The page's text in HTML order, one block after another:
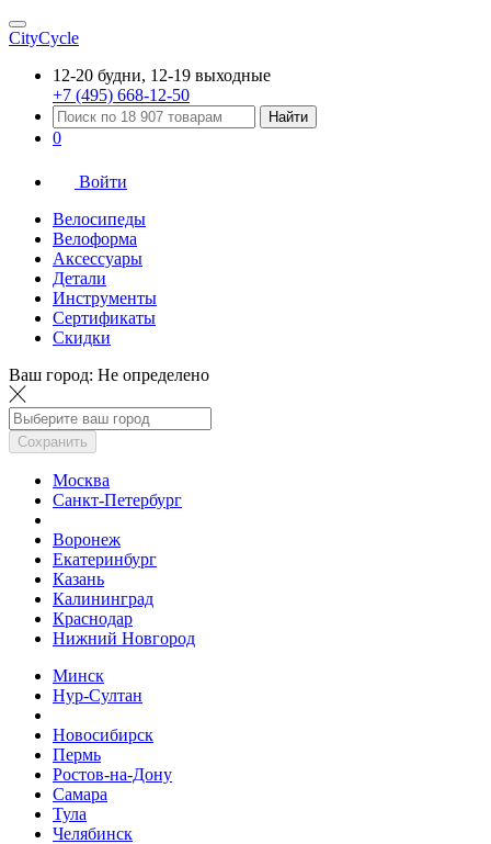
CityCycle
12-20 будни, 12-19 выходные
+7 (495) 668-12-50
Найти
0
Войти
Велосипеды
Велоформа
Аксессуары
Детали
Инструменты
Сертификаты
Скидки
Ваш город: Не определено
Сохранить
Москва
Санкт-Петербург
Воронеж
Екатеринбург
Казань
Калининград
Краснодар
Нижний Новгород
Минск
Нур-Султан
Новосибирск
Пермь
Ростов-на-Дону
Самара
Тула
Челябинск